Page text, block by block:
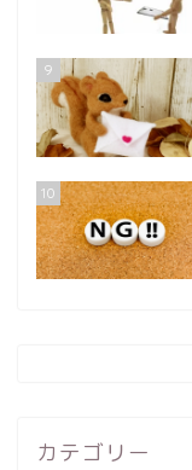
9
10
カテゴリー